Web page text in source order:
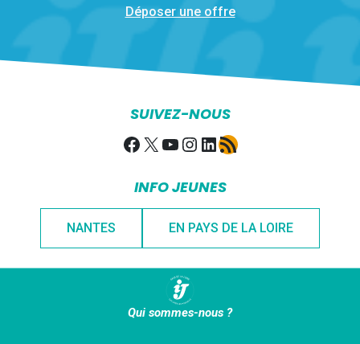
Déposer une offre
SUIVEZ-NOUS
Facebook
X YouTube
Instagram
LinkedIn
Flux RSS
INFO JEUNES
NANTES EN PAYS DE LA LOIRE
Qui sommes-nous ?